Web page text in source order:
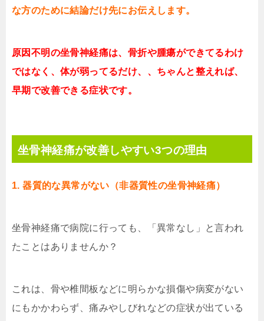
な方のために結論だけ先にお伝えします。
原因不明の坐骨神経痛は、骨折や腫瘍ができてるわけ
ではなく、体が弱ってるだけ、、ちゃんと整えれば、
早期で改善できる症状です。
坐骨神経痛が改善しやすい3つの理由
1. 器質的な異常がない（非器質性の坐骨神経痛）
坐骨神経痛で病院に行っても、「異常なし」と言われ
たことはありませんか？
これは、骨や椎間板などに明らかな損傷や病変がない
にもかかわらず、痛みやしびれなどの症状が出ている